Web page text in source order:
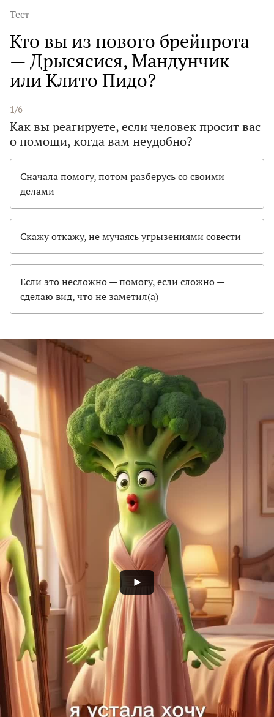
Тест
Кто вы из нового брейнрота
— Дрысясися, Мандунчик
или Клито Пидо?
1/6
Как вы реагируете, если человек просит вас
о помощи, когда вам неудобно?
Сначала помогу, потом разберусь со своими
делами
Скажу откажу, не мучаясь угрызениями совести
Если это несложно — помогу, если сложно —
сделаю вид, что не заметил(а)